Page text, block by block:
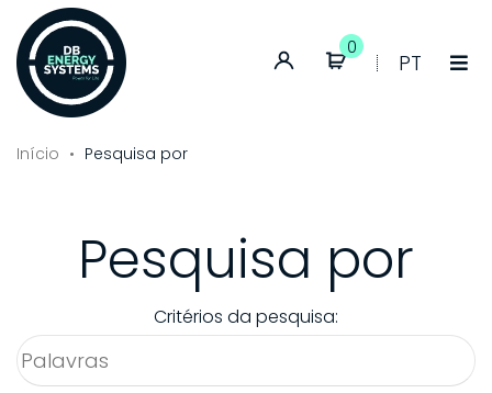
Conta
0
Idioma:
PT
Início Pesquisa por
Pesquisa por
Critérios da pesquisa: